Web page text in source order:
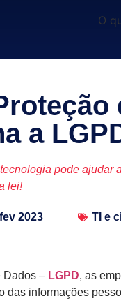
a
pode ajudar
lei!
2023 TI e
Dados – LGPD, as
das informações